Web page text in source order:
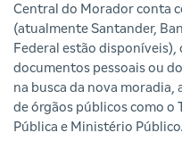
Central do Morador conta
(atualmente Santander,
Federal estão
documentos pessoais ou
na busca da nova
de órgãos públicos como o
Pública e Ministério Público.